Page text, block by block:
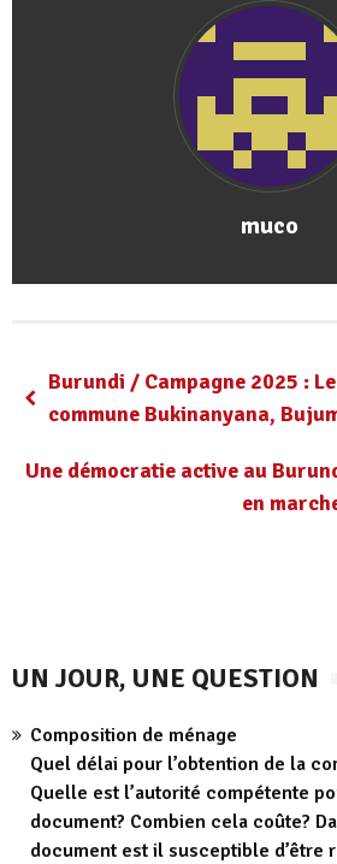
muco
Burundi / Campagne 2025 : Le
commune Bukinanyana,
Une démocratie active au
en
UN JOUR, UNE QUESTION
Composition de ménage
Quel délai pour l’obtention de la
Quelle est l’autorité compétente
document? Combien cela coûte?
document est il susceptible d’être